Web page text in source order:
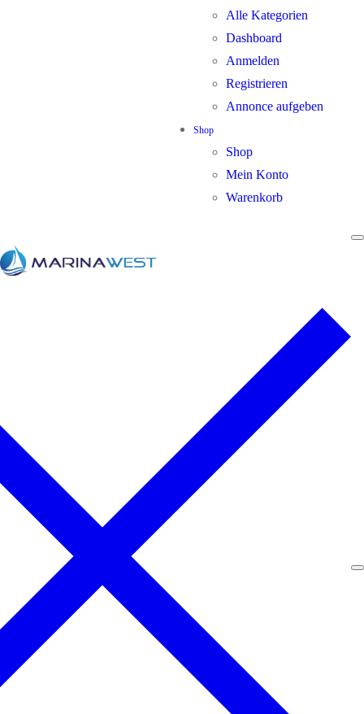
Alle Kategorien
Dashboard
Anmelden
Registrieren
Annonce aufgeben
Shop
Shop
Mein Konto
Warenkorb